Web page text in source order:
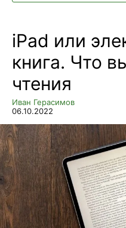
iPad или
книга. Что
чтения
Иван Герасимов
06.10.2022